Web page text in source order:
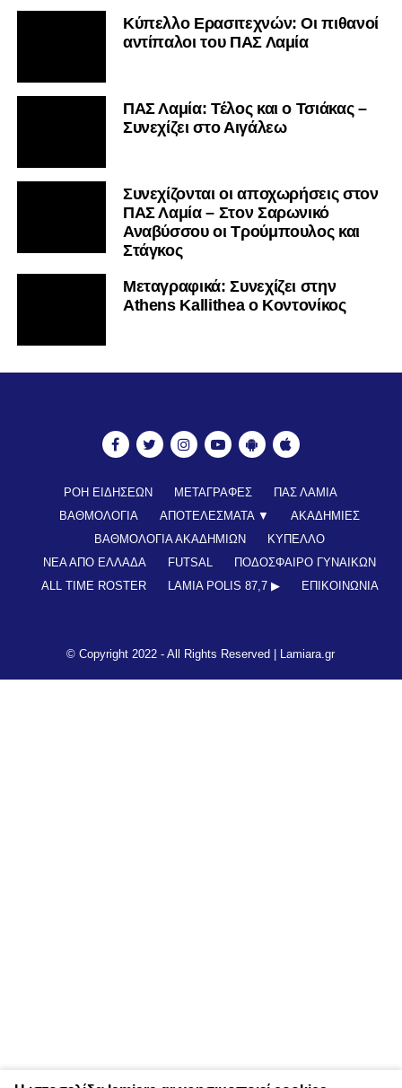
Κύπελλο Ερασιτεχνών: Οι πιθανοί
αντίπαλοι του ΠΑΣ Λαμία
ΠΑΣ Λαμία: Τέλος και ο Τσιάκας –
Συνεχίζει στο Αιγάλεω
Συνεχίζονται οι αποχωρήσεις στον
ΠΑΣ Λαμία – Στον Σαρωνικό
Αναβύσσου οι Τρούμπουλος και
Στάγκος
Mεταγραφικά: Συνεχίζει στην
Athens Kallithea ο Κοντονίκος
ΡΟΗ ΕΙΔΗΣΕΩΝ ΜΕΤΑΓΡΑΦΕΣ
ΠΑΣ ΛΑΜΙΑ
ΒΑΘΜΟΛΟΓΙΑ
ΑΠΟΤΕΛΕΣΜΑΤΑ ▼
ΑΚΑΔΗΜΙΕΣ
ΒΑΘΜΟΛΟΓΙΑ ΑΚΑΔΗΜΙΩΝ
ΚΥΠΕΛΛΟ
ΝΕΑ ΑΠΟ ΕΛΛΑΔΑ
FUTSAL
ΠΟΔΟΣΦΑΙΡΟ ΓΥΝΑΙΚΩΝ
ALL TIME ROSTER
LAMIA POLIS 87,7 ▶︎ ΕΠΙΚΟΙΝΩΝΊΑ
© Copyright 2022 - All Rights Reserved | Lamiara.gr